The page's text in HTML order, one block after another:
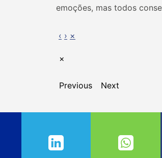
emoções, mas todos
‹ › ×
×
Previous Next